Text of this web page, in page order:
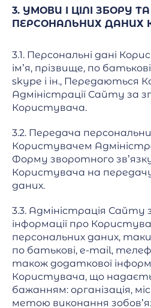
3. УМОВИ І ЦІЛІ ЗБОРУ
ПЕРСОНАЛЬНИХ ДАНИХ
3.1. Персональні дані
ім’я, прізвище, по
skype і ін., Передаються
Адміністрації Сайту за
Користувача.
3.2. Передача
Користувачем
Форму зворотного
Користувача на
даних.
3.3. Адміністрація Сайту
інформації про
персональних даних,
по батькові, e-mail,
також додаткової
Користувача, що
бажанням: організація,
метою виконання